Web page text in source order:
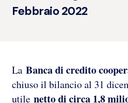
Febbraio 2022
La Banca di credito
chiuso il bilancio al 31
utile netto di circa 1,8